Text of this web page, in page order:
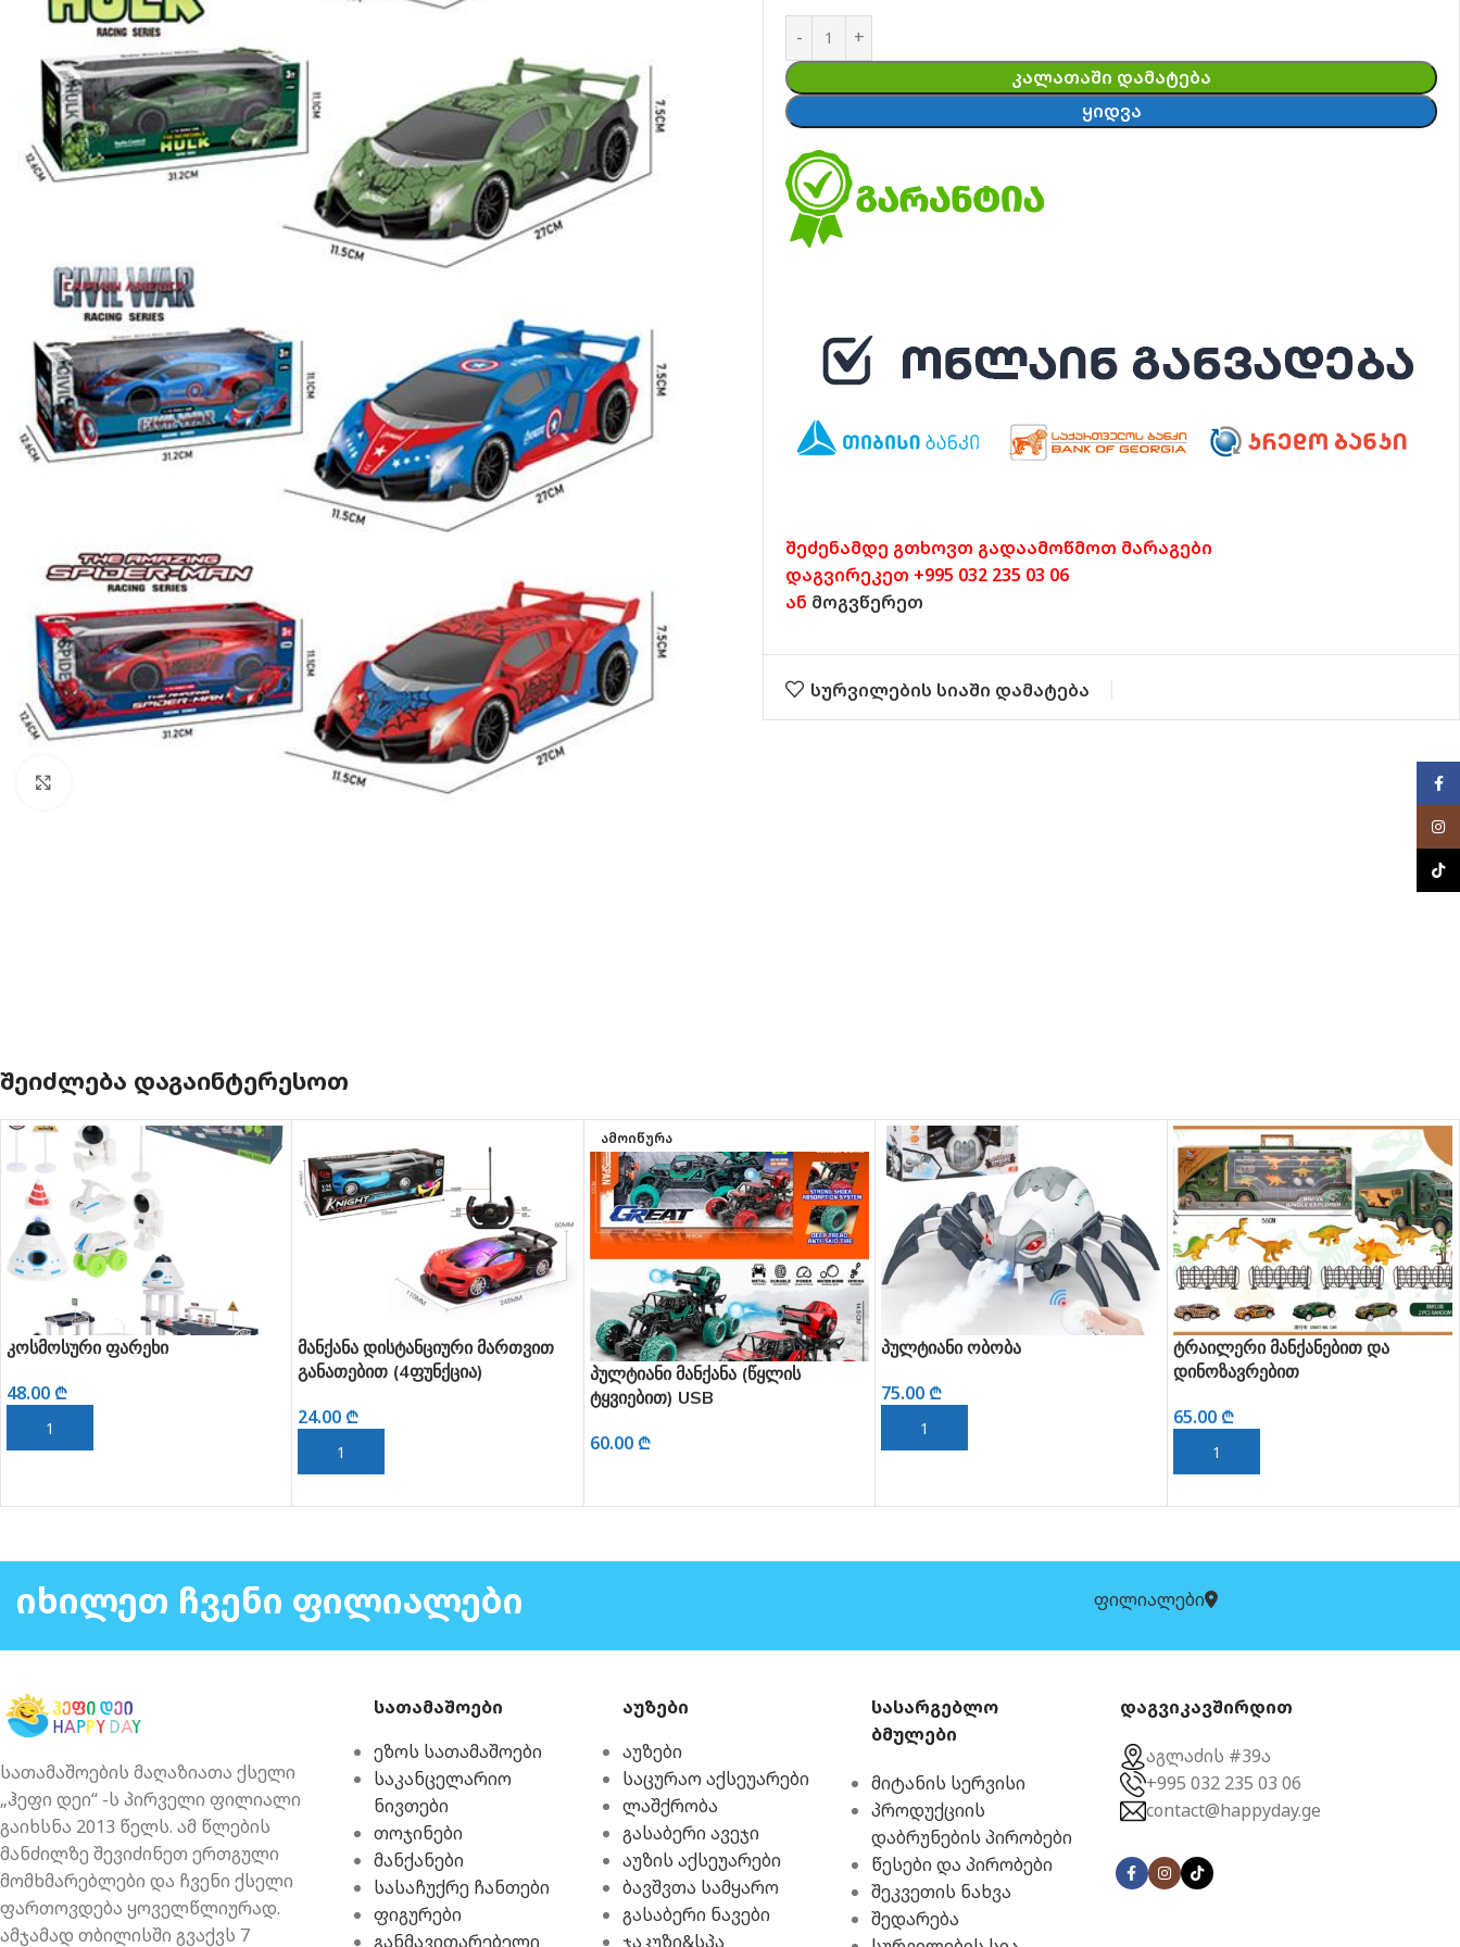
ᲙᲐᲚᲐᲗᲐᲨᲘ ᲓᲐᲛᲐᲢᲔᲑᲐ
ᲧᲘᲓᲕᲐ
შეძენამდე გთხოვთ გადაამოწმოთ მარაგები
დაგვირეკეთ +995 032 235 03 06
ან მოგვწერეთ
სურვილების სიაში დამატება
ᲨᲔᲘᲫᲚᲔᲑᲐ ᲓᲐᲒᲐᲘᲜᲢᲔᲠᲔᲡᲝᲗ
ფარეხი
ᲓᲐᲛᲐᲢᲔᲑᲐ
მანქანა დისტანციური მართვით
განათებით (4ფუნქცია)
ᲙᲐᲚᲐᲗᲐᲨᲘ ᲓᲐᲛᲐᲢᲔᲑᲐ
ᲐᲛᲝᲘᲬᲣᲠᲐ
პულტიანი მანქანა (წყლის
ტყვიებით) USB
პულტიანი ობობა
ᲙᲐᲚᲐᲗᲐᲨᲘ ᲓᲐᲛᲐᲢᲔᲑᲐ
ტრაილერი მანქანებით და
დინოზავრებით
ᲙᲐᲚᲐᲗᲐᲨᲘ ᲓᲐᲛᲐᲢᲔᲑᲐ
ᲘᲮᲘᲚᲔᲗ ᲩᲕᲔᲜᲘ ᲤᲘᲚᲘᲐᲚᲔᲑᲘ ფილიალები
სათამაშოების მაღაზიათა ქსელი
„ჰეფი დეი“ -ს პირველი ფილიალი
გაიხსნა 2013 წელს. ამ წლების
მანძილზე შევიძინეთ ერთგული
მომხმარებლები და ჩვენი ქსელი
ფართოვდება ყოველწლიურად.
ამჯამად თბილისში გვაქვს 7
სათამაშოები
ეზოს სათამაშოები
საკანცელარიო
ნივთები
თოჯინები
მანქანები
სასაჩუქრე ჩანთები
ფიგურები
განმავითარებელი
აუზები
აუზები
საცურაო აქსეუარები
ლაშქრობა
გასაბერი ავეჯი
აუზის აქსეუარები
ბავშვთა სამყარო
გასაბერი ნავები
ჯაკუზი&სპა
სასარგებლო
ბმულები
მიტანის სერვისი
პროდუქციის
დაბრუნების პირობები
წესები და პირობები
შეკვეთის ნახვა
შედარება
დაგვიკავშირდით
აგლაძის #39ა
+995 032 235 03 06
contact@happyday.ge